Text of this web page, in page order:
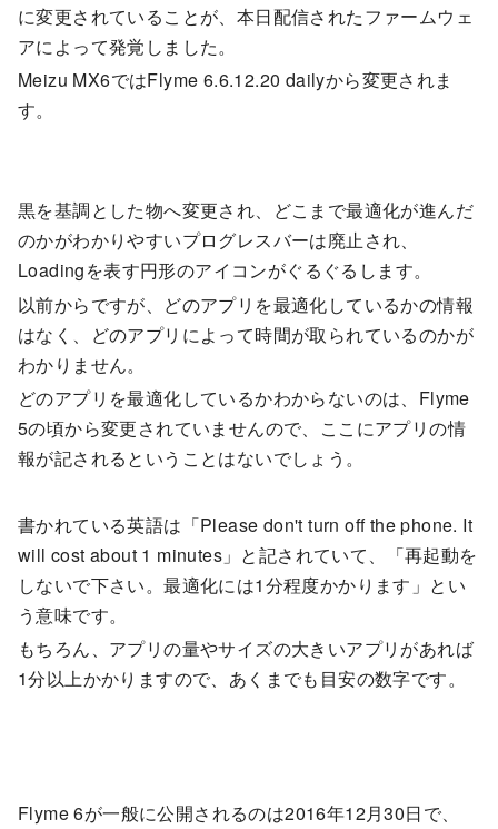
に変更されていることが、本日配信されたファームウェ
アによって発覚しました。
Meizu MX6ではFlyme 6.6.12.20 dailyから変更されま
す。
黒を基調とした物へ変更され、どこまで最適化が進んだ
のかがわかりやすいプログレスバーは廃止され、
Loadingを表す円形のアイコンがぐるぐるします。
以前からですが、どのアプリを最適化しているかの情報
はなく、どのアプリによって時間が取られているのかが
わかりません。
どのアプリを最適化しているかわからないのは、Flyme
5の頃から変更されていませんので、ここにアプリの情
報が記されるということはないでしょう。
書かれている英語は「Please don't turn off the phone. It
will cost about 1 minutes」と記されていて、「再起動を
しないで下さい。最適化には1分程度かかります」とい
う意味です。
もちろん、アプリの量やサイズの大きいアプリがあれば
1分以上かかりますので、あくまでも目安の数字です。
Flyme 6が一般に公開されるのは2016年12月30日で、